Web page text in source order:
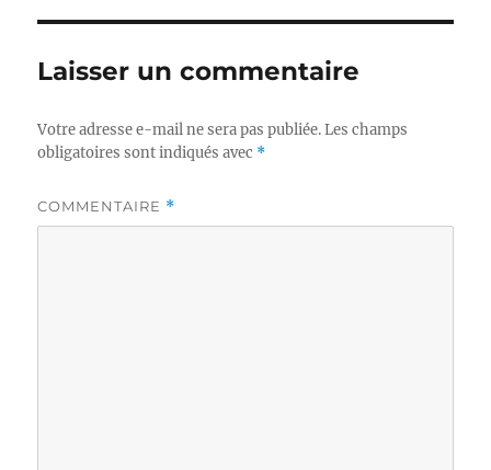
Laisser un commentaire
Votre adresse e-mail ne sera pas publiée. Les champs
obligatoires sont indiqués avec *
COMMENTAIRE *